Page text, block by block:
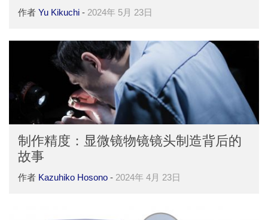
作者 Yu Kikuchi - 2024年 5月 23日
制作精度：显微镜物镜镜头制造背后的
故事
作者 Kazuhiko Hosono - 2024年 4月 23日